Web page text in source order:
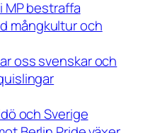
MP bestraffa
mångkultur och
oss svenskar och
och Sverige